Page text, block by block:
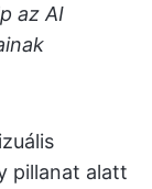
az AI
pillanat alatt